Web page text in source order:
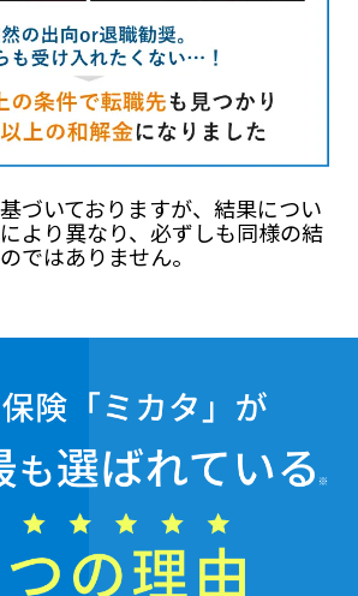
づいておりますが、結果につい
より異なり、必ずしも同様の結
ではありません。